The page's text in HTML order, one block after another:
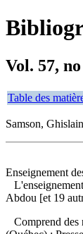
Vol. 57,
Table des
Samson,
Enseignement
Abdou [et 19
Comprend des